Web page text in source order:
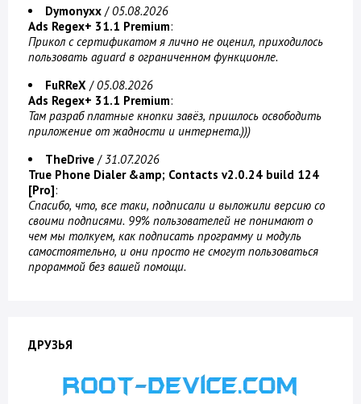
Dymonyxx /05.08.2026
Ads Regex+ 31.1 Premium:
Прикол с сертификатом я лично не оценил, приходилось
пользовать aguard в ограниченном функционле.
FuRReX /05.08.2026
Ads Regex+ 31.1 Premium:
Там разраб платные кнопки завёз, пришлось освободить
приложение от жадности и интернета.)))
TheDrive /31.07.2026
True Phone Dialer &amp; Contacts v2.0.24 build 124
[Pro]:
Спасибо, что, все таки, подписали и выложили версию со
своими подписями. 99% пользователей не понимают о
чем мы толкуем, как подписать программу и модуль
самостоятельно, и они просто не смогут пользоваться
прораммой без вашей помощи.
ДРУЗЬЯ